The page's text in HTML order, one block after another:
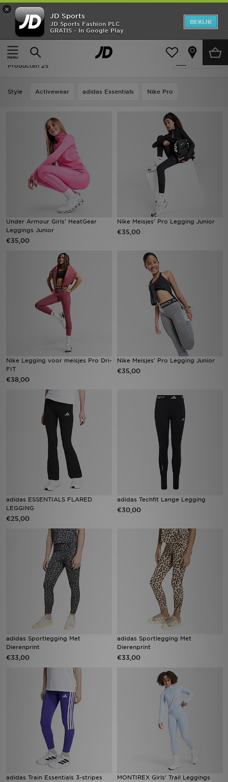
×
JD Sports
JD Sports Fashion PLC
GRATIS - In Google Play
BEKIJK
Thuis
Kids Junior Kleding (8-15 jaar) Leggings
Kids - Leggings
Producten 25
Style Activewear adidas Essentials Nike Pro
Under Armour Girls' HeatGear
Leggings Junior
€35,00
Nike Meisjes' Pro Legging Junior
€35,00
Nike Legging voor meisjes Pro Dri-
FIT
€38,00
Nike Meisjes' Pro Legging Junior
€35,00
adidas ESSENTIALS FLARED
LEGGING
€25,00
adidas Techfit Lange Legging
€30,00
adidas Sportlegging Met
Dierenprint
€33,00
adidas Sportlegging Met
Dierenprint
€33,00
adidas Train Essentials 3-stripes
MONTIREX Girls' Trail Leggings
New In
Heren
Dames
Sport
Download de app
Winkel Zoeken
Bestelling Traceren
Klantenservice